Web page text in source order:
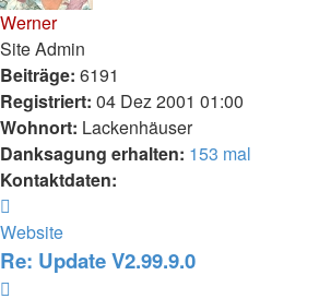
Werner
Site Admin
Beiträge: 6191
Registriert: 04 Dez 2001 01:00
Wohnort: Lackenhäuser
Danksagung erhalten: 153 mal
Kontaktdaten:
von
Werner
Website
Re: Update V2.99.9.0